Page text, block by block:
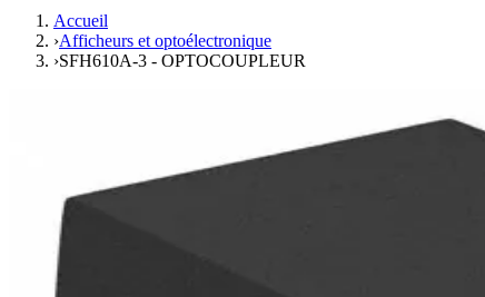
Accueil
›Afficheurs et optoélectronique
›SFH610A-3 - OPTOCOUPLEUR